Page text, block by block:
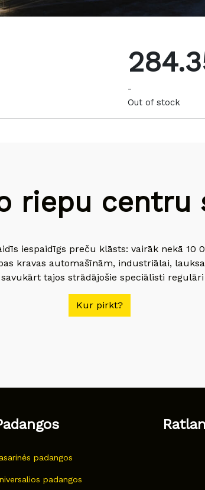
-
Out of stock
riepu centru
iespaidīgs preču klāsts: vairāk nekā
kravas automašīnām, industriālai,
tajos strādājošie speciālisti
Kur pirkt?
padangos
padangos